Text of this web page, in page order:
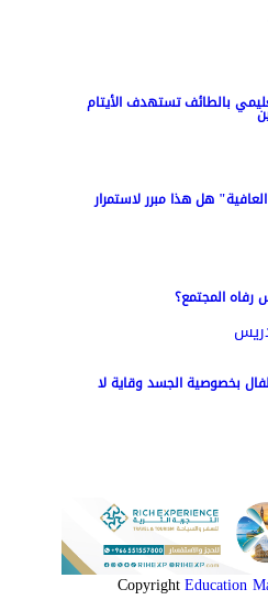
بالطائف تستهدف الأيتام
هل هذا مبرر لاستمرار
المجتمع؟
بخصوصية الجسد وقاية لا
Education